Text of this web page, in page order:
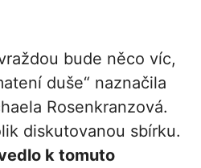
bude něco víc,
duše“ naznačila
Rosenkranzová.
diskutovanou sbírku.
k tomuto